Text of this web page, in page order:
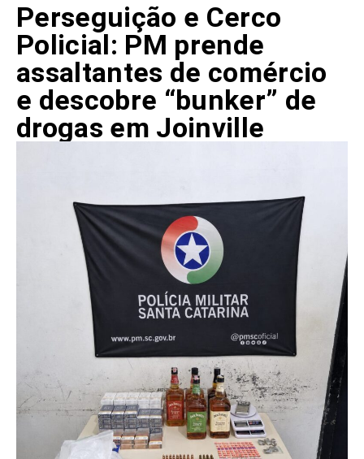
Perseguição e Cerco
Policial: PM prende
assaltantes de comércio
e descobre “bunker” de
drogas em Joinville